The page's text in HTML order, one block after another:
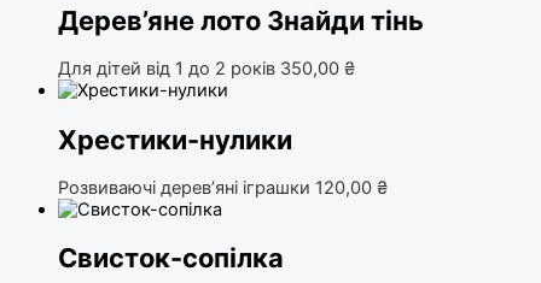
Дерев’яне лото Знайди тінь
Для дітей від 1 до 2 років 350,00 ₴
Хрестики-нулики
Розвиваючі дерев’яні іграшки 120,00 ₴
Свисток-сопілка